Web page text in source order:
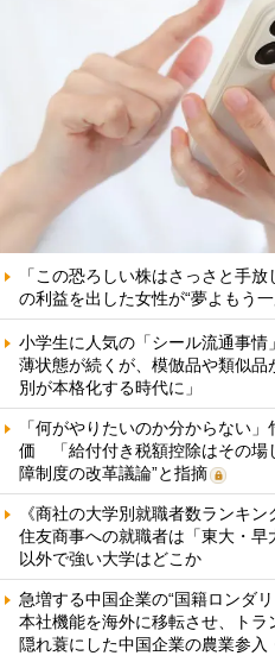
「この恐ろしい株はさっさと手
の利益を出した女性が“夢よもう
小学生に人気の「シール流通事
薄状態が続くが、模倣品や類似
別が本格化する時代に」
「何がやりたいのか分からない
価 「給付付き税額控除はその場
障制度の改革議論”と指摘
《商社の大学別就職者数ランキ
住友商事への就職者は「東大・
以外で強い大学はどこか
急増する中国企業の“国籍ロンダ
本社機能を海外に移転させ、ト
隠れ蓑にした中国企業の農業参入